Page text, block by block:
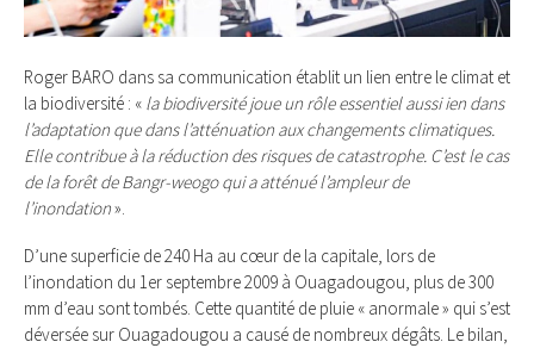
Roger BARO dans sa communication établit un lien entre le climat et
la biodiversité : « la biodiversité joue un rôle essentiel aussi ien dans
l’adaptation que dans l’atténuation aux changements climatiques.
Elle contribue à la réduction des risques de catastrophe. C’est le cas
de la forêt de Bangr-weogo qui a atténué l’ampleur de
l’inondation».
D’une superficie de 240 Ha au cœur de la capitale, lors de
l’inondation du 1er septembre 2009 à Ouagadougou, plus de 300
mm d’eau sont tombés. Cette quantité de pluie « anormale » qui s’est
déversée sur Ouagadougou a causé de nombreux dégâts. Le bilan,